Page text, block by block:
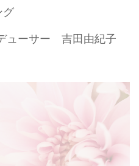
グ
ューサー 吉田由紀子